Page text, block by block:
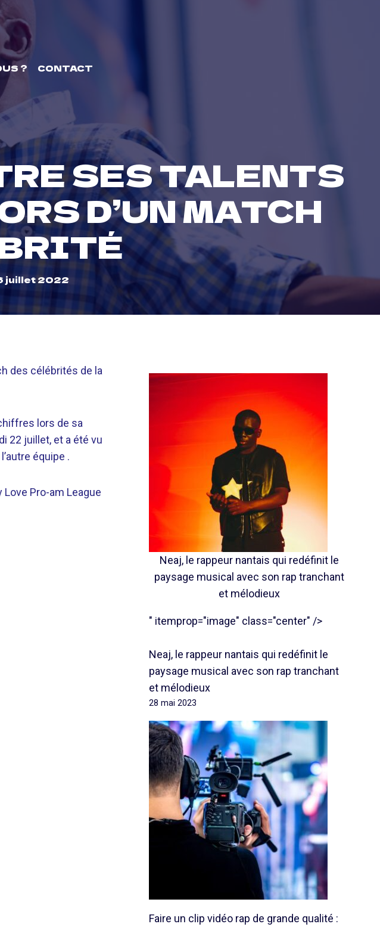
? CONTACT
SES TALENTS
D’UN MATCH
juillet 2022
des célébrités de la
lors de sa
22 juillet, et a été vu
équipe .
Pro-am League
Neaj, le rappeur nantais qui redéfinit le
paysage musical avec son rap tranchant
et mélodieux
" itemprop="image" class="center" />
Neaj, le rappeur nantais qui redéfinit le
paysage musical avec son rap tranchant
et mélodieux
28 mai 2023
Faire un clip vidéo rap de grande qualité :